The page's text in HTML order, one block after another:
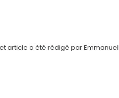
article a été rédigé par